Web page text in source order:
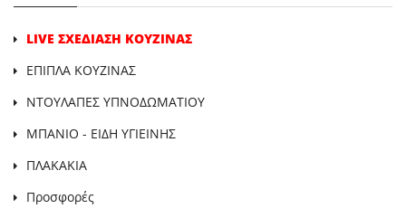
LIVE ΣΧΕΔΙΑΣΗ ΚΟΥΖΙΝΑΣ
ΕΠΙΠΛΑ ΚΟΥΖΙΝΑΣ
ΝΤΟΥΛΑΠΕΣ ΥΠΝΟΔΩΜΑΤΙΟΥ
ΜΠΑΝΙΟ - ΕΙΔΗ ΥΓΙΕΙΝΗΣ
ΠΛΑΚΑΚΙΑ
Προσφορές